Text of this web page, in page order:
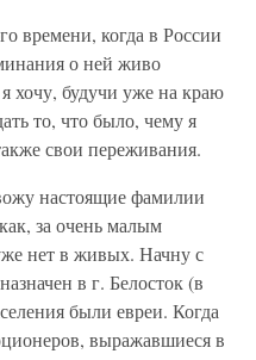
времени, когда в России
о ней живо
хочу, будучи уже на краю
то, что было, чему я
свои переживания.
настоящие фамилии
за очень малым
нет в живых. Начну с
в г. Белосток (в
были евреи. Когда
выражавшиеся в